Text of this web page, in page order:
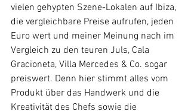
vielen gehypten Szene-Lokalen auf Ibiza,
die vergleichbare Preise aufrufen, jeden
Euro wert und meiner Meinung nach im
Vergleich zu den teuren Juls, Cala
Gracioneta, Villa Mercedes & Co. sogar
preiswert. Denn hier stimmt alles vom
Produkt über das Handwerk und die
Kreativität des Chefs sowie die